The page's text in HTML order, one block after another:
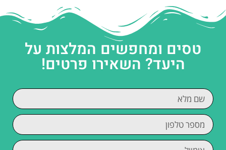
טסים ומחפשים המלצות על
היעד? השאירו פרטים!